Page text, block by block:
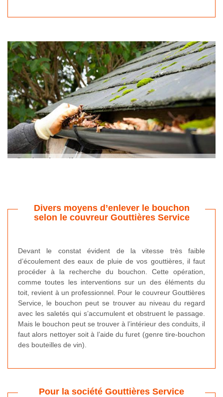
Divers moyens d’enlever le bouchon
selon le couvreur Gouttières Service
Devant le constat évident de la vitesse très faible
d’écoulement des eaux de pluie de vos gouttières, il faut
procéder à la recherche du bouchon. Cette opération,
comme toutes les interventions sur un des éléments du
toit, revient à un professionnel. Pour le couvreur Gouttières
Service, le bouchon peut se trouver au niveau du regard
avec les saletés qui s’accumulent et obstruent le passage.
Mais le bouchon peut se trouver à l’intérieur des conduits, il
faut alors nettoyer soit à l’aide du furet (genre tire-bouchon
des bouteilles de vin).
Pour la société Gouttières Service